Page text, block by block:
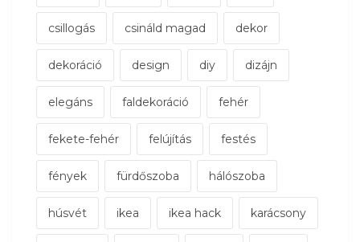
csillogás csináld magad dekor
dekoráció design diy dizájn
elegáns faldekoráció fehér
fekete-fehér felújítás festés
fények fürdőszoba hálószoba
húsvét ikea ikea hack karácsony